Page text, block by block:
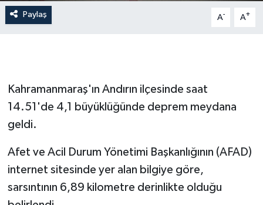
Paylaş A- A+
Kahramanmaraş'ın Andırın ilçesinde saat
14.51'de 4,1 büyüklüğünde deprem meydana
geldi.
Afet ve Acil Durum Yönetimi Başkanlığının (AFAD)
internet sitesinde yer alan bilgiye göre,
sarsıntının 6,89 kilometre derinlikte olduğu
DÜNYA
KADIN-AİLE
YEREL YÖNETİM
MEDYA
SEÇİM 2011